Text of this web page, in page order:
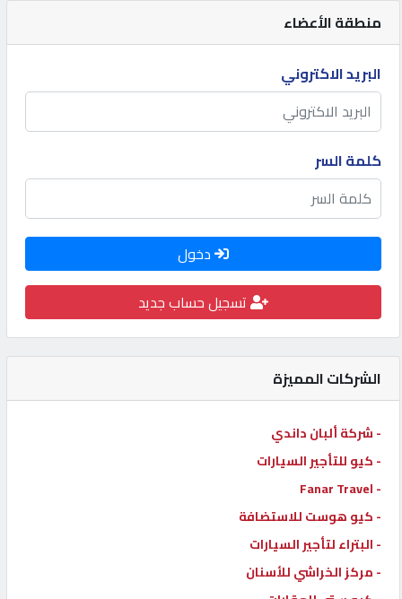
كيو
نمبر
كيو
كارز
كيو
ماركت
القطري
POWERED
BY
QHOST
منطقة الأعضاء
البريد الاكتروني
كلمة السر
دخول
تسجيل حساب جديد
الشركات المميزة
- شركة ألبان داندي
- كيو للتأجير السيارات
- Fanar Travel
- كيو هوست للاستضافة
- البتراء لتأجير السيارات
- مركز الخراشي للأسنان